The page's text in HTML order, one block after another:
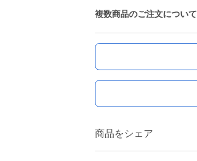
複数商品のご注文について
商品をシェア